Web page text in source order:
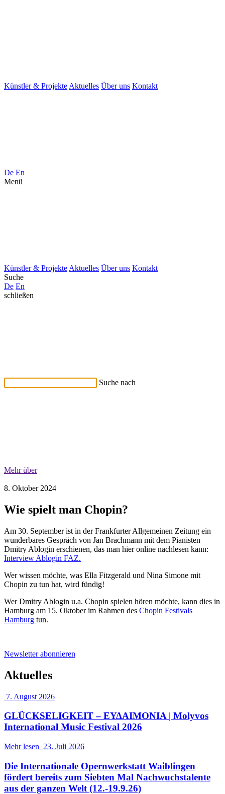
Künstler & Projekte Aktuelles Über uns Kontakt
De En
Menü
Künstler & Projekte Aktuelles Über uns Kontakt
Suche
De En
schließen
Suche nach
Mehr über
8. Oktober 2024
Wie spielt man Chopin?
Am 30. September ist in der Frankfurter Allgemeinen Zeitung ein
wunderbares Gespräch von Jan Brachmann mit dem Pianisten
Dmitry Ablogin erschienen, das man hier online nachlesen kann:
Interview Ablogin FAZ.
Wer wissen möchte, was Ella Fitzgerald und Nina Simone mit
Chopin zu tun hat, wird fündig!
Wer Dmitry Ablogin u.a. Chopin spielen hören möchte, kann dies in
Hamburg am 15. Oktober im Rahmen des Chopin Festivals
Hamburg tun.
Newsletter abonnieren
Aktuelles
7. August 2026
GLÜCKSELIGKEIT – ΕΥΔΑΙΜΟΝΙΑ | Molyvos
International Music Festival 2026
Mehr lesen 23. Juli 2026
Die Internationale Opernwerkstatt Waiblingen
fördert bereits zum Siebten Mal Nachwuchstalente
aus der ganzen Welt (12.-19.9.26)